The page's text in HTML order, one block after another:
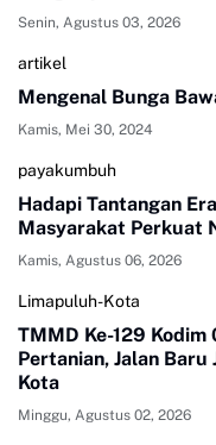
Senin, Agustus 03, 2026
artikel
Mengenal Bunga
Kamis, Mei 30, 2024
payakumbuh
Hadapi Tantangan
Masyarakat Perkuat
Kamis, Agustus 06, 2026
Limapuluh-Kota
TMMD Ke-129
Pertanian, Jalan
Kota
Minggu, Agustus 02, 2026